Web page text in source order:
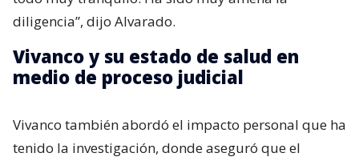
diligencia”, dijo Alvarado.
Vivanco y su estado de salud en
medio de proceso judicial
Vivanco también abordó el impacto personal que ha
tenido la investigación, donde aseguró que el